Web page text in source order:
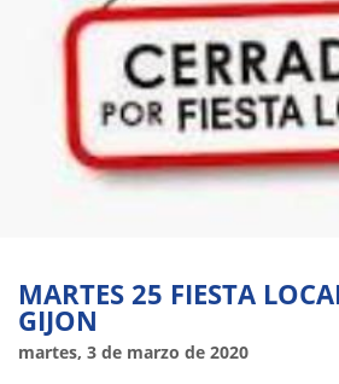
MARTES 25 FIESTA
GIJON
martes, 3 de marzo de 2020